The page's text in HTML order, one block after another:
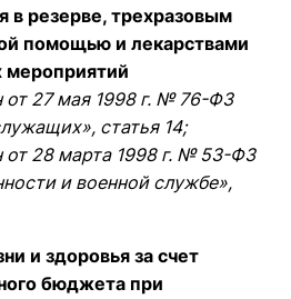
в резерве, трехразовым
помощью и лекарствами
мероприятий
от 27 мая 1998 г. № 76-ФЗ
статья 14;
от 28 марта 1998 г. № 53-ФЗ
и военной службе»,
и здоровья за счет
бюджета при